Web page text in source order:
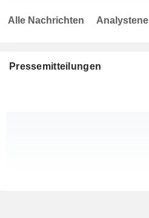
Pressemitteilungen
Alle Nachrichten